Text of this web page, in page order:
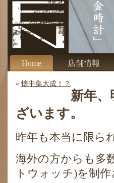
Home 店舗情報
«懐中集大成！？
新年
ざいます。
昨年も本当に限ら
海外の方からも多
トウォッチ)を制